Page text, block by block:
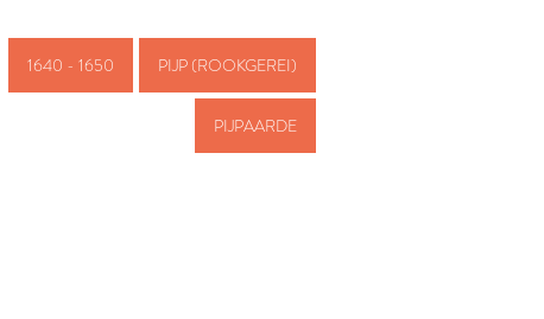
1640 - 1650 PIJP (ROOKGEREI)
PIJPAARDE